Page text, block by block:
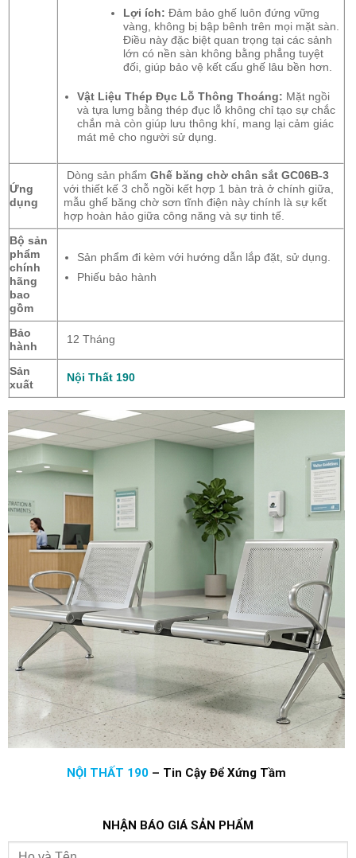
Lợi ích: Đảm bảo ghế luôn đứng vững
vàng, không bị bập bênh trên mọi mặt sàn.
Điều này đặc biệt quan trọng tại các sảnh
lớn có nền sàn không bằng phẳng tuyệt
đối, giúp bảo vệ kết cấu ghế lâu bền hơn.
Vật Liệu Thép Đục Lỗ Thông Thoáng: Mặt ngồi
và tựa lưng bằng thép đục lỗ không chỉ tạo sự chắc
chắn mà còn giúp lưu thông khí, mang lại cảm giác
mát mẻ cho người sử dụng.
Ứng
dụng
Dòng sản phẩm Ghế băng chờ chân sắt GC06B-3
với thiết kế 3 chỗ ngồi kết hợp 1 bàn trà ở chính giữa,
mẫu ghế băng chờ sơn tĩnh điện này chính là sự kết
hợp hoàn hảo giữa công năng và sự tinh tế.
Bộ sản
phẩm
chính
hãng
bao
gồm
Sản phẩm đi kèm với hướng dẫn lắp đặt, sử dụng.
Phiếu bảo hành
Bảo
hành
12 Tháng
Sản
xuất
Nội Thất 190
NỘI THẤT 190 – Tin Cậy Để Xứng Tầm
NHẬN BÁO GIÁ SẢN PHẨM